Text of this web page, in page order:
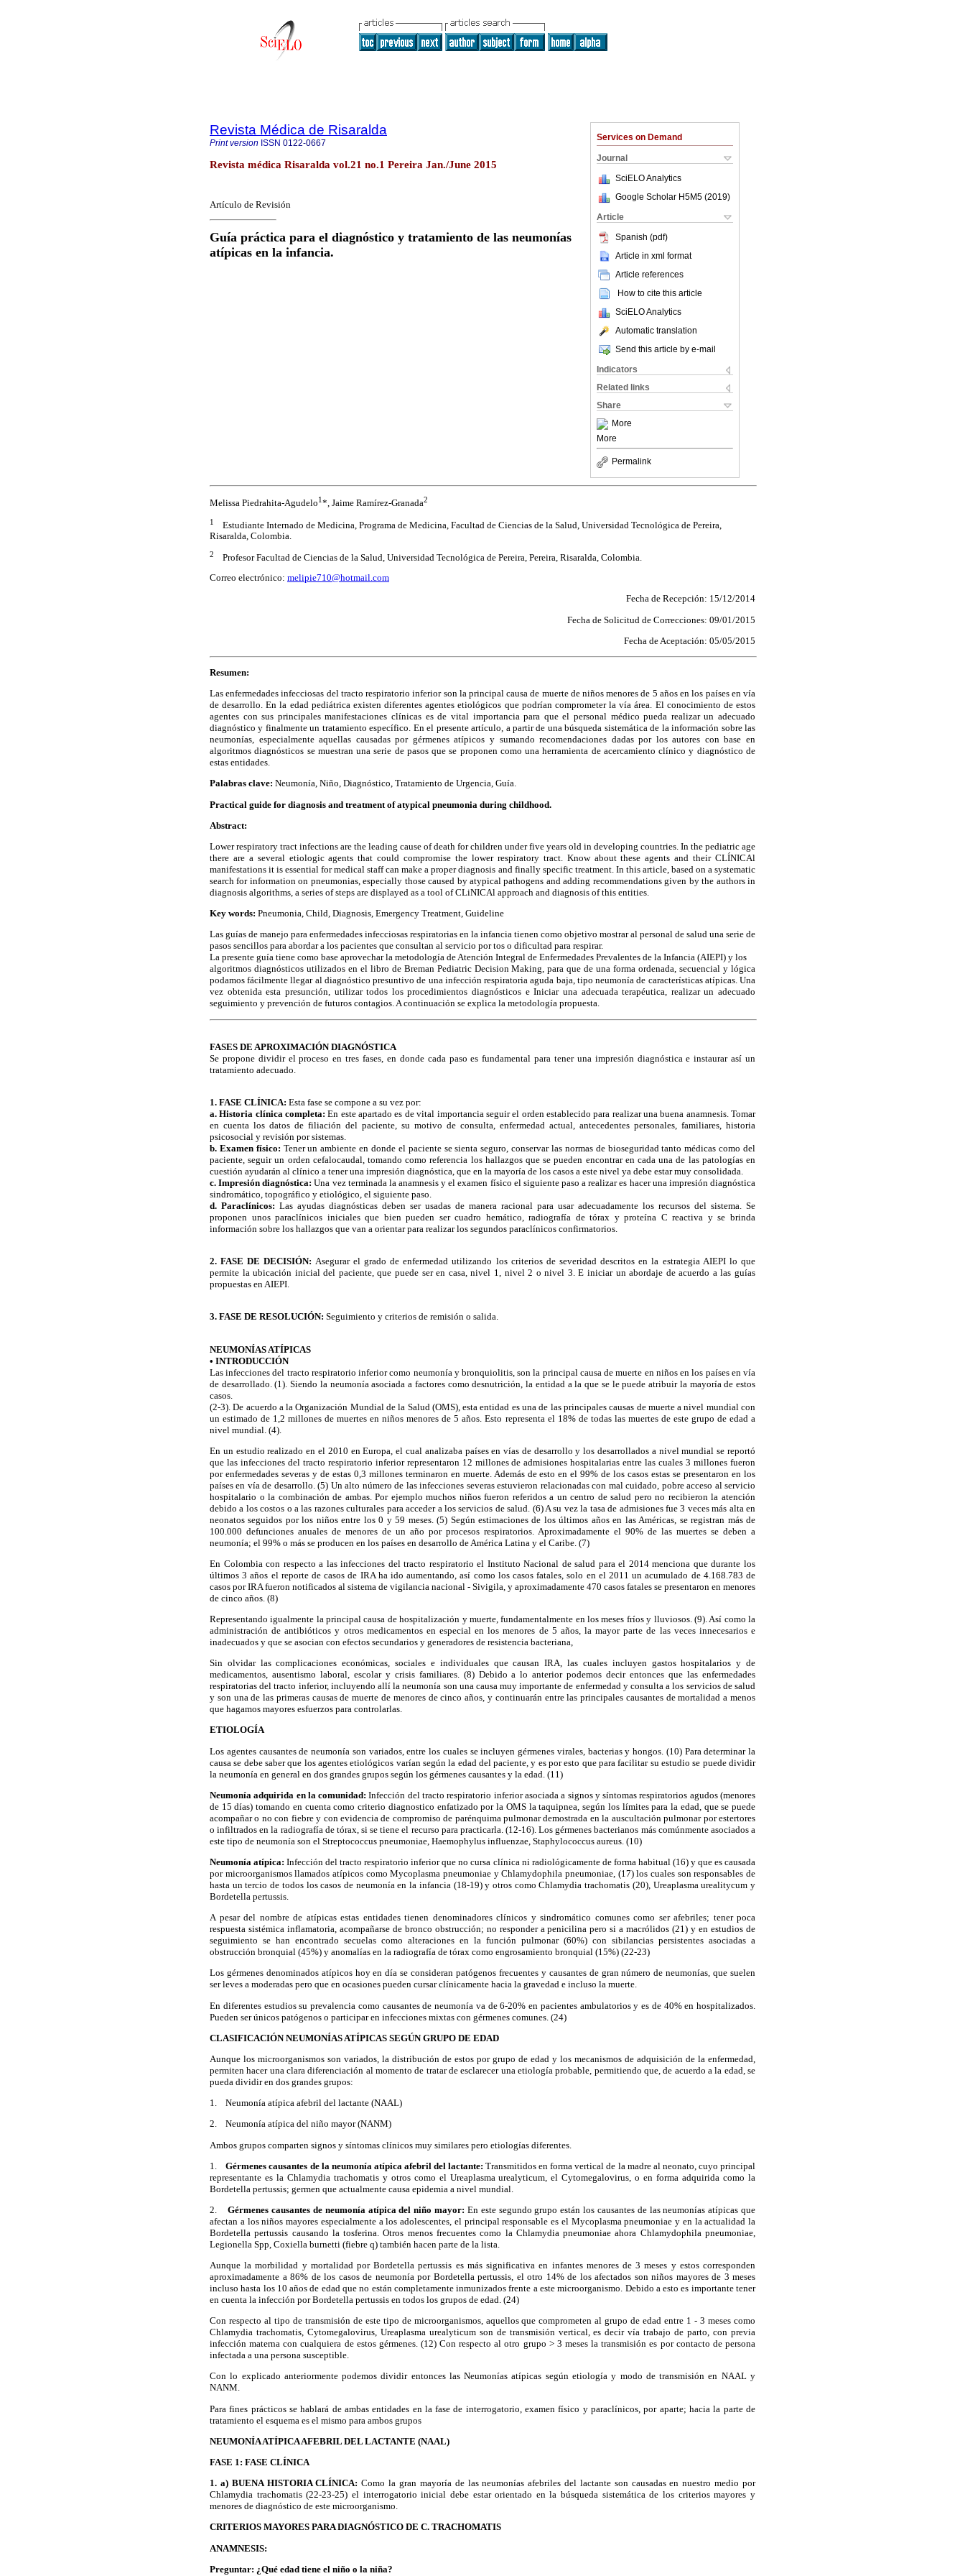
Services on Demand
Journal
SciELO Analytics
Google Scholar H5M5 (2019)
Article
Spanish (pdf)
Article in xml format
Article references
How to cite this article
SciELO Analytics
Automatic translation
Send this article by e-mail
Indicators
Related links
Share
More
More
Permalink
Revista Médica de Risaralda
Print version ISSN 0122-0667
Revista médica Risaralda vol.21 no.1 Pereira Jan./June 2015
Artículo de Revisión
Guía práctica para el diagnóstico y tratamiento de las neumonías
atípicas en la infancia.
Melissa Piedrahita-Agudelo1 *, Jaime Ramírez-Granada2
1
Estudiante Internado de Medicina, Programa de Medicina, Facultad de Ciencias de la Salud, Universidad Tecnológica de Pereira,
Risaralda, Colombia.
2
Profesor Facultad de Ciencias de la Salud, Universidad Tecnológica de Pereira, Pereira, Risaralda, Colombia.
Correo electrónico: melipie710@hotmail.com
Fecha de Recepción: 15/12/2014
Fecha de Solicitud de Correcciones: 09/01/2015
Fecha de Aceptación: 05/05/2015
Resumen:
Las enfermedades infecciosas del tracto respiratorio inferior son la principal causa de muerte de niños menores de 5 años en los países en vía
de desarrollo. En la edad pediátrica existen diferentes agentes etiológicos que podrían comprometer la vía área. El conocimiento de estos
agentes con sus principales manifestaciones clínicas es de vital importancia para que el personal médico pueda realizar un adecuado
diagnóstico y finalmente un tratamiento específico. En el presente artículo, a partir de una búsqueda sistemática de la información sobre las
neumonías, especialmente aquellas causadas por gérmenes atípicos y sumando recomendaciones dadas por los autores con base en
algoritmos diagnósticos se muestran una serie de pasos que se proponen como una herramienta de acercamiento clínico y diagnóstico de
estas entidades.
Palabras clave: Neumonía, Niño, Diagnóstico, Tratamiento de Urgencia, Guía.
Practical guide for diagnosis and treatment of atypical pneumonia during childhood.
Abstract:
Lower respiratory tract infections are the leading cause of death for children under five years old in developing countries. In the pediatric age
there are a several etiologic agents that could compromise the lower respiratory tract. Know about these agents and their CLÍNICAl
manifestations it is essential for medical staff can make a proper diagnosis and finally specific treatment. In this article, based on a systematic
search for information on pneumonias, especially those caused by atypical pathogens and adding recommendations given by the authors in
diagnosis algorithms, a series of steps are displayed as a tool of CLiNICAl approach and diagnosis of this entities.
Key words: Pneumonia, Child, Diagnosis, Emergency Treatment, Guideline
Las guías de manejo para enfermedades infecciosas respiratorias en la infancia tienen como objetivo mostrar al personal de salud una serie de
pasos sencillos para abordar a los pacientes que consultan al servicio por tos o dificultad para respirar.
La presente guía tiene como base aprovechar la metodología de Atención Integral de Enfermedades Prevalentes de la Infancia (AIEPI) y los
algoritmos diagnósticos utilizados en el libro de Breman Pediatric Decision Making, para que de una forma ordenada, secuencial y lógica
podamos fácilmente llegar al diagnóstico presuntivo de una infección respiratoria aguda baja, tipo neumonía de características atípicas. Una
vez obtenida esta presunción, utilizar todos los procedimientos diagnósticos e Iniciar una adecuada terapéutica, realizar un adecuado
seguimiento y prevención de futuros contagios. A continuación se explica la metodología propuesta.
FASES DE APROXIMACIÓN DIAGNÓSTICA
Se propone dividir el proceso en tres fases, en donde cada paso es fundamental para tener una impresión diagnóstica e instaurar así un
tratamiento adecuado.
1. FASE CLÍNICA: Esta fase se compone a su vez por:
a. Historia clínica completa: En este apartado es de vital importancia seguir el orden establecido para realizar una buena anamnesis. Tomar
en cuenta los datos de filiación del paciente, su motivo de consulta, enfermedad actual, antecedentes personales, familiares, historia
psicosocial y revisión por sistemas.
b. Examen físico: Tener un ambiente en donde el paciente se sienta seguro, conservar las normas de bioseguridad tanto médicas como del
paciente, seguir un orden cefalocaudal, tomando como referencia los hallazgos que se pueden encontrar en cada una de las patologías en
cuestión ayudarán al clínico a tener una impresión diagnóstica, que en la mayoría de los casos a este nivel ya debe estar muy consolidada.
c. Impresión diagnóstica: Una vez terminada la anamnesis y el examen físico el siguiente paso a realizar es hacer una impresión diagnóstica
sindromático, topográfico y etiológico, el siguiente paso.
d. Paraclínicos: Las ayudas diagnósticas deben ser usadas de manera racional para usar adecuadamente los recursos del sistema. Se
proponen unos paraclínicos iniciales que bien pueden ser cuadro hemático, radiografía de tórax y proteína C reactiva y se brinda
información sobre los hallazgos que van a orientar para realizar los segundos paraclínicos confirmatorios.
2. FASE DE DECISIÓN: Asegurar el grado de enfermedad utilizando los criterios de severidad descritos en la estrategia AIEPI lo que
permite la ubicación inicial del paciente, que puede ser en casa, nivel 1, nivel 2 o nivel 3. E iniciar un abordaje de acuerdo a las guías
propuestas en AIEPI.
3. FASE DE RESOLUCIÓN: Seguimiento y criterios de remisión o salida.
NEUMONÍAS ATÍPICAS
• INTRODUCCIÓN
Las infecciones del tracto respiratorio inferior como neumonía y bronquiolitis, son la principal causa de muerte en niños en los países en vía
de desarrollado. (1). Siendo la neumonía asociada a factores como desnutrición, la entidad a la que se le puede atribuir la mayoría de estos
casos.
(2-3). De acuerdo a la Organización Mundial de la Salud (OMS), esta entidad es una de las principales causas de muerte a nivel mundial con
un estimado de 1,2 millones de muertes en niños menores de 5 años. Esto representa el 18% de todas las muertes de este grupo de edad a
nivel mundial. (4).
En un estudio realizado en el 2010 en Europa, el cual analizaba países en vías de desarrollo y los desarrollados a nivel mundial se reportó
que las infecciones del tracto respiratorio inferior representaron 12 millones de admisiones hospitalarias entre las cuales 3 millones fueron
por enfermedades severas y de estas 0,3 millones terminaron en muerte. Además de esto en el 99% de los casos estas se presentaron en los
países en vía de desarrollo. (5) Un alto número de las infecciones severas estuvieron relacionadas con mal cuidado, pobre acceso al servicio
hospitalario o la combinación de ambas. Por ejemplo muchos niños fueron referidos a un centro de salud pero no recibieron la atención
debido a los costos o a las razones culturales para acceder a los servicios de salud. (6) A su vez la tasa de admisiones fue 3 veces más alta en
neonatos seguidos por los niños entre los 0 y 59 meses. (5) Según estimaciones de los últimos años en las Américas, se registran más de
100.000 defunciones anuales de menores de un año por procesos respiratorios. Aproximadamente el 90% de las muertes se deben a
neumonía; el 99% o más se producen en los países en desarrollo de América Latina y el Caribe. (7)
En Colombia con respecto a las infecciones del tracto respiratorio el Instituto Nacional de salud para el 2014 menciona que durante los
últimos 3 años el reporte de casos de IRA ha ido aumentando, así como los casos fatales, solo en el 2011 un acumulado de 4.168.783 de
casos por IRA fueron notificados al sistema de vigilancia nacional - Sivigila, y aproximadamente 470 casos fatales se presentaron en menores
de cinco años. (8)
Representando igualmente la principal causa de hospitalización y muerte, fundamentalmente en los meses fríos y lluviosos. (9). Así como la
administración de antibióticos y otros medicamentos en especial en los menores de 5 años, la mayor parte de las veces innecesarios e
inadecuados y que se asocian con efectos secundarios y generadores de resistencia bacteriana,
Sin olvidar las complicaciones económicas, sociales e individuales que causan IRA, las cuales incluyen gastos hospitalarios y de
medicamentos, ausentismo laboral, escolar y crisis familiares. (8) Debido a lo anterior podemos decir entonces que las enfermedades
respiratorias del tracto inferior, incluyendo allí la neumonía son una causa muy importante de enfermedad y consulta a los servicios de salud
y son una de las primeras causas de muerte de menores de cinco años, y continuarán entre las principales causantes de mortalidad a menos
que hagamos mayores esfuerzos para controlarlas.
ETIOLOGÍA
Los agentes causantes de neumonía son variados, entre los cuales se incluyen gérmenes virales, bacterias y hongos. (10) Para determinar la
causa se debe saber que los agentes etiológicos varían según la edad del paciente, y es por esto que para facilitar su estudio se puede dividir
la neumonía en general en dos grandes grupos según los gérmenes causantes y la edad. (11)
Neumonía adquirida en la comunidad: Infección del tracto respiratorio inferior asociada a signos y síntomas respiratorios agudos (menores
de 15 días) tomando en cuenta como criterio diagnostico enfatizado por la OMS la taquipnea, según los límites para la edad, que se puede
acompañar o no con fiebre y con evidencia de compromiso de parénquima pulmonar demostrada en la auscultación pulmonar por estertores
o infiltrados en la radiografía de tórax, si se tiene el recurso para practicarla. (12-16). Los gérmenes bacterianos más comúnmente asociados a
este tipo de neumonía son el Streptococcus pneumoniae, Haemophylus influenzae, Staphylococcus aureus. (10)
Neumonía atípica: Infección del tracto respiratorio inferior que no cursa clínica ni radiológicamente de forma habitual (16) y que es causada
por microorganismos llamados atípicos como Mycoplasma pneumoniae y Chlamydophila pneumoniae, (17) los cuales son responsables de
hasta un tercio de todos los casos de neumonía en la infancia (18-19) y otros como Chlamydia trachomatis (20), Ureaplasma urealitycum y
Bordetella pertussis.
A pesar del nombre de atípicas estas entidades tienen denominadores clínicos y sindromático comunes como ser afebriles; tener poca
respuesta sistémica inflamatoria, acompañarse de bronco obstrucción; no responder a penicilina pero si a macrólidos (21) y en estudios de
seguimiento se han encontrado secuelas como alteraciones en la función pulmonar (60%) con sibilancias persistentes asociadas a
obstrucción bronquial (45%) y anomalías en la radiografía de tórax como engrosamiento bronquial (15%) (22-23)
Los gérmenes denominados atípicos hoy en día se consideran patógenos frecuentes y causantes de gran número de neumonías, que suelen
ser leves a moderadas pero que en ocasiones pueden cursar clínicamente hacia la gravedad e incluso la muerte.
En diferentes estudios su prevalencia como causantes de neumonía va de 6-20% en pacientes ambulatorios y es de 40% en hospitalizados.
Pueden ser únicos patógenos o participar en infecciones mixtas con gérmenes comunes. (24)
CLASIFICACIÓN NEUMONÍAS ATÍPICAS SEGÚN GRUPO DE EDAD
Aunque los microorganismos son variados, la distribución de estos por grupo de edad y los mecanismos de adquisición de la enfermedad,
permiten hacer una clara diferenciación al momento de tratar de esclarecer una etiología probable, permitiendo que, de acuerdo a la edad, se
pueda dividir en dos grandes grupos:
1. Neumonía atípica afebril del lactante (NAAL)
2. Neumonía atípica del niño mayor (NANM)
Ambos grupos comparten signos y síntomas clínicos muy similares pero etiologías diferentes.
1.Gérmenes causantes de la neumonía atípica afebril del lactante: Transmitidos en forma vertical de la madre al neonato, cuyo principal
representante es la Chlamydia trachomatis y otros como el Ureaplasma urealyticum, el Cytomegalovirus, o en forma adquirida como la
Bordetella pertussis; germen que actualmente causa epidemia a nivel mundial.
2.Gérmenes causantes de neumonía atípica del niño mayor: En este segundo grupo están los causantes de las neumonías atípicas que
afectan a los niños mayores especialmente a los adolescentes, el principal responsable es el Mycoplasma pneumoniae y en la actualidad la
Bordetella pertussis causando la tosferina. Otros menos frecuentes como la Chlamydia pneumoniae ahora Chlamydophila pneumoniae,
Legionella Spp, Coxiella burnetti (fiebre q) también hacen parte de la lista.
Aunque la morbilidad y mortalidad por Bordetella pertussis es más significativa en infantes menores de 3 meses y estos corresponden
aproximadamente a 86% de los casos de neumonía por Bordetella pertussis, el otro 14% de los afectados son niños mayores de 3 meses
incluso hasta los 10 años de edad que no están completamente inmunizados frente a este microorganismo. Debido a esto es importante tener
en cuenta la infección por Bordetella pertussis en todos los grupos de edad. (24)
Con respecto al tipo de transmisión de este tipo de microorganismos, aquellos que comprometen al grupo de edad entre 1 - 3 meses como
Chlamydia trachomatis, Cytomegalovirus, Ureaplasma urealyticum son de transmisión vertical, es decir vía trabajo de parto, con previa
infección materna con cualquiera de estos gérmenes. (12) Con respecto al otro grupo > 3 meses la transmisión es por contacto de persona
infectada a una persona susceptible.
Con lo explicado anteriormente podemos dividir entonces las Neumonías atípicas según etiología y modo de transmisión en NAAL y
NANM.
Para fines prácticos se hablará de ambas entidades en la fase de interrogatorio, examen físico y paraclínicos, por aparte; hacia la parte de
tratamiento el esquema es el mismo para ambos grupos
NEUMONÍA ATÍPICA AFEBRIL DEL LACTANTE (NAAL)
FASE 1: FASE CLÍNICA
1. a) BUENA HISTORIA CLÍNICA: Como la gran mayoría de las neumonías afebriles del lactante son causadas en nuestro medio por
Chlamydia trachomatis (22-23-25) el interrogatorio inicial debe estar orientado en la búsqueda sistemática de los criterios mayores y
menores de diagnóstico de este microorganismo.
CRITERIOS MAYORES PARA DIAGNÓSTICO DE C. TRACHOMATIS
ANAMNESIS:
Preguntar: ¿Qué edad tiene el niño o la niña?